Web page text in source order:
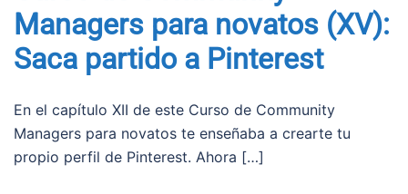
Managers para novatos (XV):
Saca partido a Pinterest
En el capítulo XII de este Curso de Community
Managers para novatos te enseñaba a crearte tu
propio perfil de Pinterest. Ahora […]